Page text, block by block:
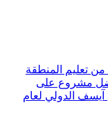
من تعليم المنطقة
مشروع على
1700 طالب في آيسف الدولي لعام